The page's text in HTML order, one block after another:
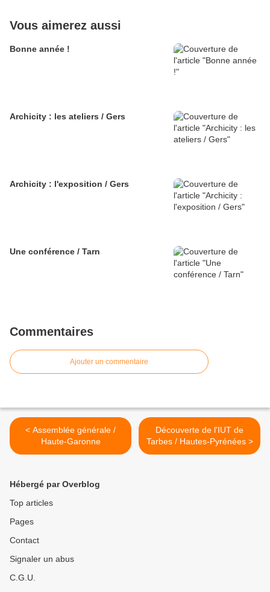
Vous aimerez aussi
Bonne année !
Archicity : les ateliers / Gers
Archicity : l'exposition / Gers
Une conférence / Tarn
Commentaires
Ajouter un commentaire
< Assemblée générale /
Haute-Garonne
Découverte de l'IUT de
Tarbes / Hautes-Pyrénées >
Hébergé par Overblog
Top articles
Pages
Contact
Signaler un abus
C.G.U.